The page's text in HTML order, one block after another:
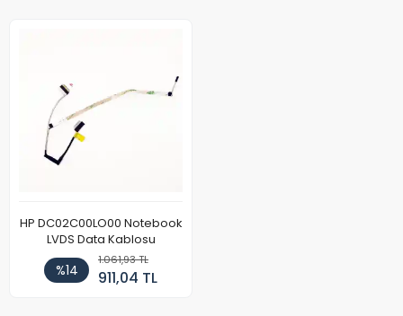
HP DC02C00LO00 Notebook
LVDS Data Kablosu
%14
1.061,93 TL
911,04 TL